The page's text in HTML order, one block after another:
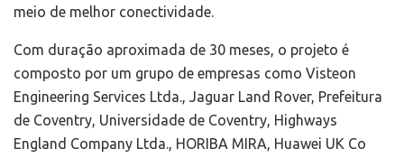
meio de melhor conectividade.
Com duração aproximada de 30 meses, o projeto é
composto por um grupo de empresas como Visteon
Engineering Services Ltda., Jaguar Land Rover, Prefeitura
de Coventry, Universidade de Coventry, Highways
England Company Ltda., HORIBA MIRA, Huawei UK Co